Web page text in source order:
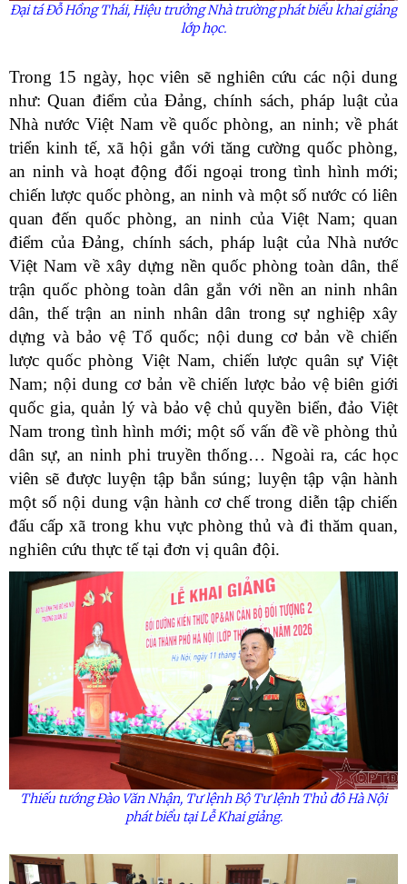
Đại tá Đỗ Hồng Thái, Hiệu trưởng Nhà trường phát biểu khai giảng
lớp học.
Trong 15 ngày, học viên sẽ nghiên cứu các nội dung
như: Quan điểm của Đảng, chính sách, pháp luật của
Nhà nước Việt Nam về quốc phòng, an ninh; về phát
triển kinh tế, xã hội gắn với tăng cường quốc phòng,
an ninh và hoạt động đối ngoại trong tình hình mới;
chiến lược quốc phòng, an ninh và một số nước có liên
quan đến quốc phòng, an ninh của Việt Nam; quan
điểm của Đảng, chính sách, pháp luật của Nhà nước
Việt Nam về xây dựng nền quốc phòng toàn dân, thế
trận quốc phòng toàn dân gắn với nền an ninh nhân
dân, thế trận an ninh nhân dân trong sự nghiệp xây
dựng và bảo vệ Tổ quốc; nội dung cơ bản về chiến
lược quốc phòng Việt Nam, chiến lược quân sự Việt
Nam; nội dung cơ bản về chiến lược bảo vệ biên giới
quốc gia, quản lý và bảo vệ chủ quyền biển, đảo Việt
Nam trong tình hình mới; một số vấn đề về phòng thủ
dân sự, an ninh phi truyền thống… Ngoài ra, các học
viên sẽ được luyện tập bắn súng; luyện tập vận hành
một số nội dung vận hành cơ chế trong diễn tập chiến
đấu cấp xã trong khu vực phòng thủ và đi thăm quan,
nghiên cứu thực tế tại đơn vị quân đội.
Thiếu tướng Đào Văn Nhận, Tư lệnh Bộ Tư lệnh Thủ đô Hà Nội
phát biểu tại Lễ Khai giảng.